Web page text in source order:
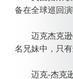
备在全球巡回演
迈克杰克逊年
名兄妹中，只
迈克-杰克逊